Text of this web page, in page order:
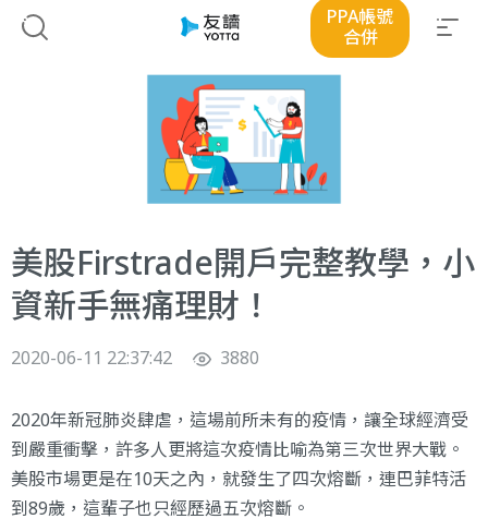
PPA帳號
合併
美股Firstrade開戶完整教學，小
資新手無痛理財！
2020-06-11 22:37:42 3880
2020年新冠肺炎肆虐，這場前所未有的疫情，讓全球經濟受
到嚴重衝擊，許多人更將這次疫情比喻為第三次世界大戰。
美股市場更是在10天之內，就發生了四次熔斷 ，連巴菲特活
到89歲，這輩子也只經歷過五次熔斷。